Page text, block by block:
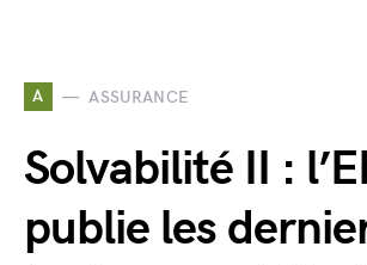
A ASSURANCE
Solvabilité II :
publie les